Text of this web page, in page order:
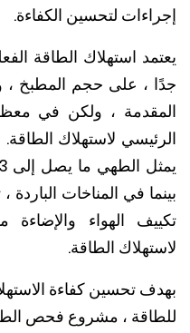
لتحسين الكفاءة.
استهلاك الطاقة الفعلي
، على حجم المطبخ ،
، ولكن في معظم
لاستهلاك الطاقة. في
يمثل
الهواء والإضاءة من
الطاقة.
تحسين كفاءة الاستهلاك